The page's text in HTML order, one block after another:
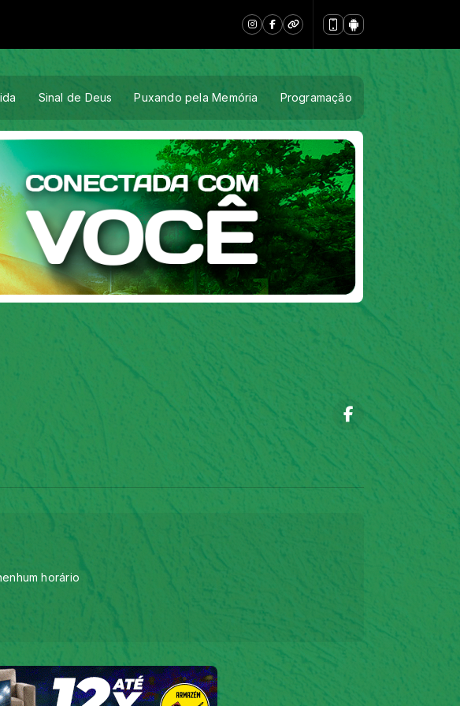
Sinal de Deus Puxando pela Memória Programação
horário